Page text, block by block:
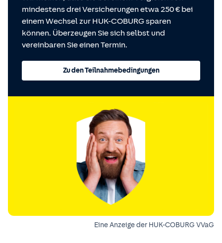
mindestens drei Versicherungen etwa 250 € bei
einem Wechsel zur HUK-COBURG sparen
können. Überzeugen Sie sich selbst und
vereinbaren Sie einen Termin.
Zu den Teilnahmebedingungen
Eine Anzeige der HUK-COBURG VVaG